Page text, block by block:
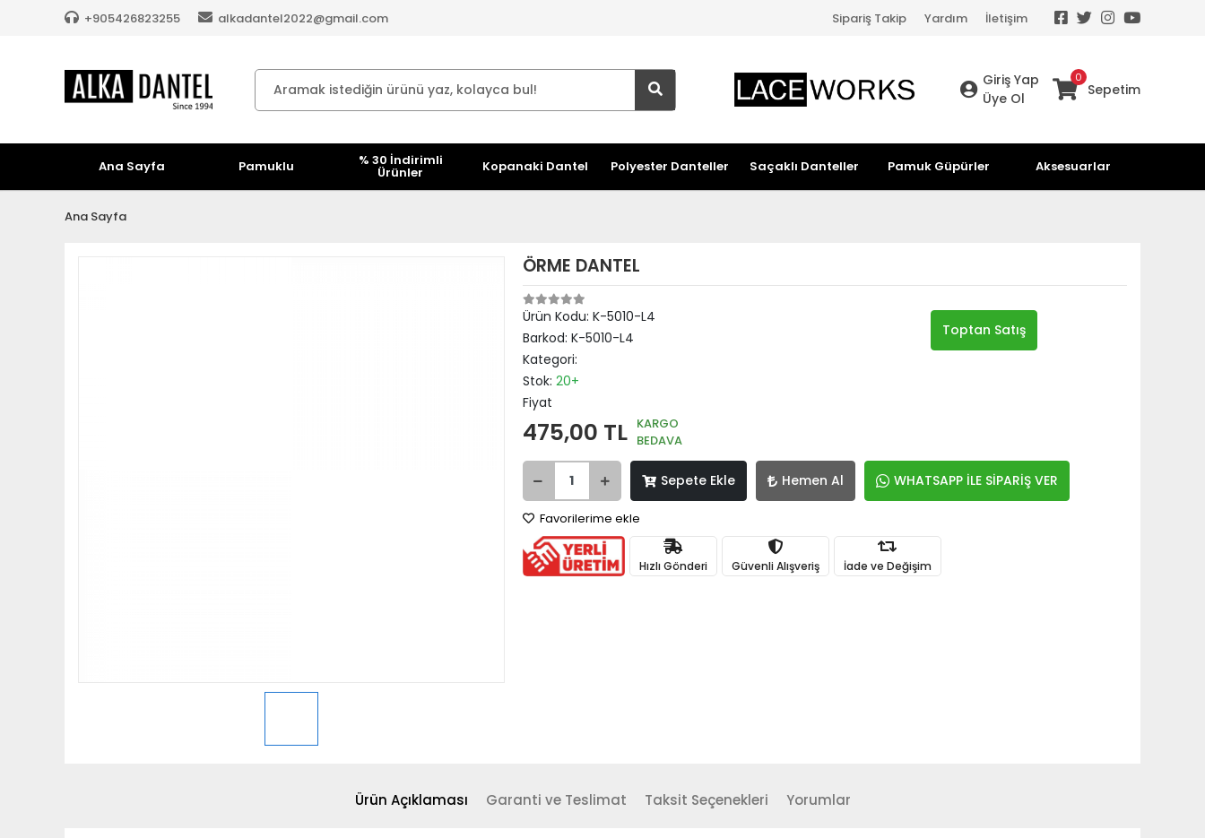
+905426823255 alkadantel2022@gmail.com Sipariş Takip Yardım İletişim
Giriş Yap
Üye Ol
0
Sepetim
Ana Sayfa Pamuklu % 30 İndirimli
Ürünler Kopanaki Dantel Polyester Danteller Saçaklı Danteller Pamuk Güpürler Aksesuarlar
Ana Sayfa
ÖRME DANTEL
Ürün Kodu: K-5010-L4
Barkod: K-5010-L4
Kategori:
Stok: 20+
Fiyat
475,00 TL KARGO
BEDAVA
Sepete Ekle Hemen Al WHATSAPP İLE SİPARİŞ VER
Toptan Satış
Favorilerime ekle
Hızlı Gönderi Güvenli Alışveriş İade ve Değişim
Ürün Açıklaması Garanti ve Teslimat Taksit Seçenekleri Yorumlar